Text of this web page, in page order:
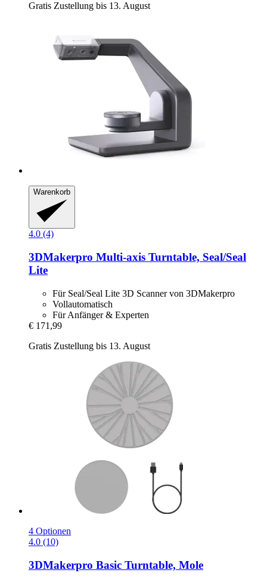
Gratis Zustellung bis 13. August
Warenkorb
4.0 (4)
3DMakerpro Multi-​axis Turntable, Seal/Seal
Lite
Für Seal/Seal Lite 3D Scanner von 3DMakerpro
Vollautomatisch
Für Anfänger & Experten
€ 171,99
Gratis Zustellung bis 13. August
4 Optionen
4.0 (10)
3DMakerpro Basic Turntable, Mole